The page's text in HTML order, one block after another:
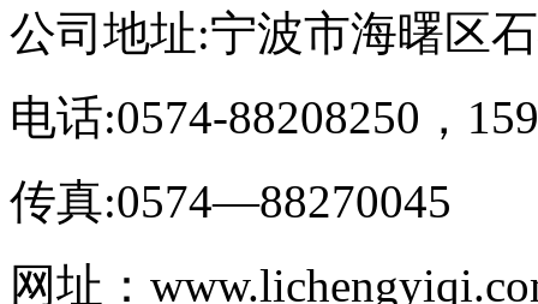
公司地址:宁波市海曙区
电话:0574-88208250，
传真:0574—88270045
网址：